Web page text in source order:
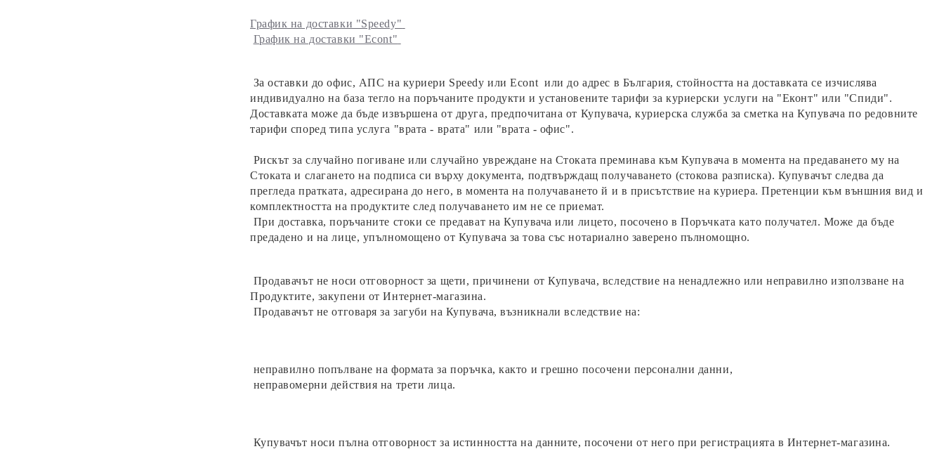
График на доставки "Speedy"
График на доставки "Econt"
За оставки до офис, АПС на куриери Speedy или Econt или до адрес в България, стойността на доставката се изчислява
индивидуално на база тегло на поръчаните продукти и установените тарифи за куриерски услуги на "Еконт" или "Спиди".
Доставката може да бъде извършена от друга, предпочитана от Купувача, куриерска служба за сметка на Купувача по редовните
тарифи според типа услуга "врата - врата" или "врата - офис".
Рискът за случайно погиване или случайно увреждане на Стоката преминава към Купувача в момента на предаването му на
Стоката и слагането на подписа си върху документа, подтвърждащ получаването (стокова разписка). Купувачът следва да
прегледа пратката, адресирана до него, в момента на получаването й и в присътствие на куриера. Претенции към външния вид и
комплектността на продуктите след получаването им не се приемат.
При доставка, поръчаните стоки се предават на Купувача или лицето, посочено в Поръчката като получател. Може да бъде
предадено и на лице, упълномощено от Купувача за това със нотариално заверено пълномощно.
Продавачът не носи отговорност за щети, причинени от Купувача, вследствие на ненадлежно или неправилно използване на
Продуктите, закупени от Интернет-магазина.
Продавачът не отговаря за загуби на Купувача, възникнали вследствие на:
неправилно попълване на формата за поръчка, както и грешно посочени персонални данни,
неправомерни действия на трети лица.
Купувачът носи пълна отговорност за истинността на данните, посочени от него при регистрацията в Интернет-магазина.